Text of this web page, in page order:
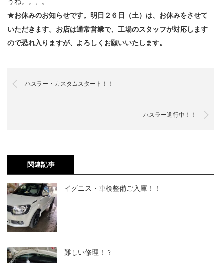
うね。。。。
★お休みのお知らせです。明日２６日（土）は、お休みをさせて
いただきます。お店は通常営業で、工場のスタッフが対応します
ので恐れ入りますが、よろしくお願いいたします。
ハスラー・カスタムスタート！！
ハスラー進行中！！
関連記事
イグニス・車検整備ご入庫！！
難しい修理！？